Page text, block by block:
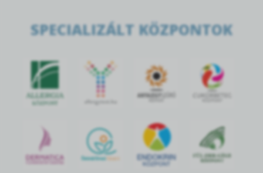
SPECIALIZÁLT KÖZPONTOK